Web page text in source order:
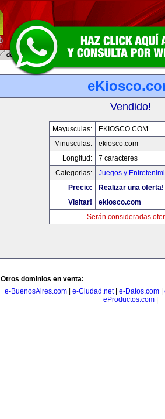
Vendido!
Mayusculas:
EKIOSCO.COM
Minusculas:
ekiosco.com
Longitud:
7 caracteres
Categorias:
Juegos y
Precio:
Realizar una oferta!
Visitar!
ekiosco.com
Serán consideradas
Otros dominios en venta:
e-BuenosAires.com| e-Ciudad.net| e-Datos.com|
eProductos.com